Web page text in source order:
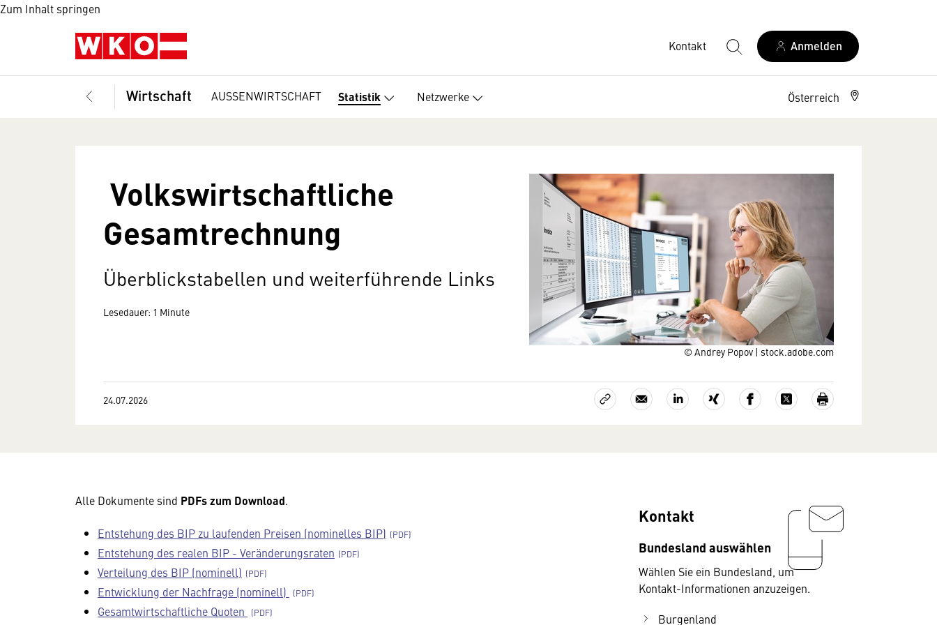
Zum Inhalt springen
Kontakt Anmelden
Wirtschaft AUSSENWIRTSCHAFT Statistik Netzwerke Österreich
© Andrey Popov | stock.adobe.com
Volkswirtschaftliche
Gesamtrechnung
Überblickstabellen und weiterführende Links
Lesedauer: 1 Minute
24.07.2026
Alle Dokumente sind PDFs zum Download.
Entstehung des BIP zu laufenden Preisen (nominelles BIP)
Entstehung des realen BIP - Veränderungsraten
Verteilung des BIP (nominell)
Entwicklung der Nachfrage (nominell)
Gesamtwirtschaftliche Quoten
Kontakt
Bundesland auswählen
Wählen Sie ein Bundesland, um
Kontakt-Informationen anzuzeigen.
Burgenland